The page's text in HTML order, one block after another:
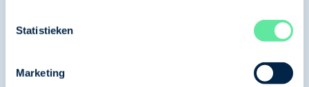
Statistieken
Marketing
Ramona van den Bosch